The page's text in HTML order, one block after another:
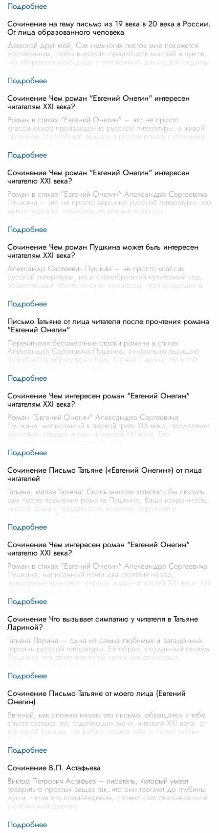
Сочинение на тему письмо из 19 века в 20 века в России.
От лица образованного человека
Дорогой друг мой, Сих немногих листов мне покажется
достаточным, чтобы выразить преизбыток мыслей и чувств,
что обуревают мою душу в этот важный для нашей родины
Сочинение Чем роман "Евгений Онегин" интересен
читателям XXI века?
Роман в стихах "Евгений Онегин" – это не просто
классическое произведение русской литературы, а живой
организм, способный дышать и резонировать с разными
Сочинение Чем роман "Евгений Онегин" интересен
читателю XXI века?
Роман в стихах "Евгений Онегин" Александра Сергеевича
Пушкина – это не просто вершина русской литературы, это
живое зеркало, отражающее вечные вопросы
Сочинение Чем роман Пушкина может быть интересен
читателям XXI века?
Александр Сергеевич Пушкин – не просто классик
русской литературы, но и своеобразный культурный код,
позволяющий понять многие процессы, происходящие в
Письмо Татьяне от лица читателя после прочтения романа
"Евгений Онегин"
Перечитывая бессмертные строки романа в стихах
Александра Сергеевича Пушкина, я невольно ощущаю
потребность обратиться к Вам, Татьяна Ларина. Не к той
Сочинение Чем интересен роман "Евгений Онегин"
читателям XXI века?
Роман "Евгений Онегин" Александра Сергеевича
Пушкина, написанный в первой трети XIX века, продолжает
волновать сердца и умы читателей XXI века. Его
Сочинение Письмо Татьяне («Евгений Онегин») от лица
читателей
Татьяна, милая Татьяна! Сколь многое хотелось бы сказать
вам после прочтения романа Пушкина. Ваша искренность,
чистота души и преданность идеалам поражают и
Сочинение Чем интересен роман "Евгений Онегин"
читателю XXI века?
Роман в стихах "Евгений Онегин" Александра Сергеевича
Пушкина, написанный почти два столетия назад,
продолжает волновать сердца и умы читателей XXI века. Его
Сочинение Что вызывает симпатию у читателя в Татьяне
Лариной?
Татьяна Ларина – одна из самых любимых и загадочных
героинь русской литературы. Её образ, созданный гением
Пушкина, покоряет читателей своей искренностью,
Сочинение Письмо Татьяне от моего лица (Евгений
Онегин)
Евгений, как сложно начать это письмо, обращаясь к тебе
спустя столько лет, отделяющих меня, читателя XXI века, от
той юной Татьяны, что робко писала тебе о своей любви.
Сочинение В.П. Астафьева
Виктор Петрович Астафьев – писатель, который умеет
говорить о простых вещах так, что они трогают до глубины
души. Читая его произведения, словно сам оказываешься
в сибирской деревн